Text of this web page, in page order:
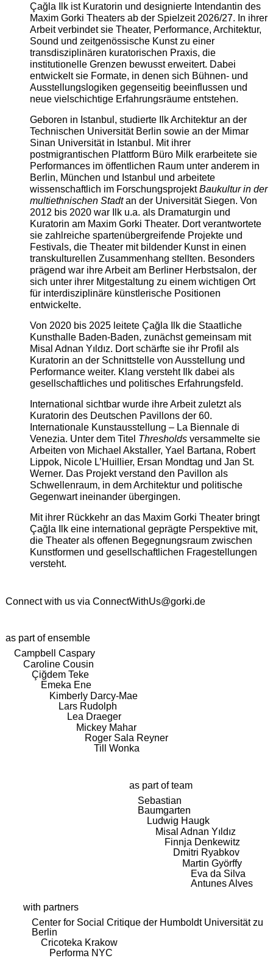
Çağla Ilk ist Kuratorin und designierte Intendantin des
Maxim Gorki Theaters ab der Spielzeit 2026/27. In ihrer
Arbeit verbindet sie Theater, Performance, Architektur,
Sound und zeitgenössische Kunst zu einer
transdisziplinären kuratorischen Praxis, die
institutionelle Grenzen bewusst erweitert. Dabei
entwickelt sie Formate, in denen sich Bühnen- und
Ausstellungslogiken gegenseitig beeinflussen und
neue vielschichtige Erfahrungsräume entstehen.
Geboren in Istanbul, studierte Ilk Architektur an der
Technischen Universität Berlin sowie an der Mimar
Sinan Universität in Istanbul. Mit ihrer
postmigrantischen Plattform Büro Milk erarbeitete sie
Performances im öffentlichen Raum unter anderem in
Berlin, München und Istanbul und arbeitete
wissenschaftlich im ForschungsprojektBaukultur in der
multiethnischen Stadtan der Universität Siegen. Von
2012 bis 2020 war Ilk u.a. als Dramaturgin und
Kuratorin am Maxim Gorki Theater. Dort verantwortete
sie zahlreiche spartenübergreifende Projekte und
Festivals, die Theater mit bildender Kunst in einen
transkulturellen Zusammenhang stellten. Besonders
prägend war ihre Arbeit am Berliner Herbstsalon, der
sich unter ihrer Mitgestaltung zu einem wichtigen Ort
für interdisziplinäre künstlerische Positionen
entwickelte.
Von 2020 bis 2025 leitete Çağla Ilk die Staatliche
Kunsthalle Baden-Baden, zunächst gemeinsam mit
Misal Adnan Yıldız. Dort schärfte sie ihr Profil als
Kuratorin an der Schnittstelle von Ausstellung und
Performance weiter. Klang versteht Ilk dabei als
gesellschaftliches und politisches Erfahrungsfeld.
International sichtbar wurde ihre Arbeit zuletzt als
Kuratorin des Deutschen Pavillons der 60.
Internationale Kunstausstellung – La Biennale di
Venezia. Unter dem Titel Thresholdsversammelte sie
Arbeiten von Michael Akstaller, Yael Bartana, Robert
Lippok, Nicole L’Huillier, Ersan Mondtag und Jan St.
Werner. Das Projekt verstand den Pavillon als
Schwellenraum, in dem Architektur und politische
Gegenwart ineinander übergingen.
Mit ihrer Rückkehr an das Maxim Gorki Theater bringt
Çağla Ilk eine international geprägte Perspektive mit,
die Theater als offenen Begegnungsraum zwischen
Kunstformen und gesellschaftlichen Fragestellungen
versteht.
Connect with us via ConnectWithUs@gorki.de
as part of ensemble
Campbell Caspary
Caroline Cousin
Çiğdem Teke
Emeka Ene
Kimberly Darcy-Mae
Lars Rudolph
Lea Draeger
Mickey Mahar
Roger Sala Reyner
Till Wonka
as part of team
Sebastian
Baumgarten
Ludwig Haugk
Misal Adnan Yıldız
Finnja Denkewitz
Dmitri Ryabkov
Martin Györffy
Eva da Silva
Antunes Alves
with partners
Center for Social Critique der Humboldt Universität zu
Berlin
Cricoteka Krakow
Performa NYC